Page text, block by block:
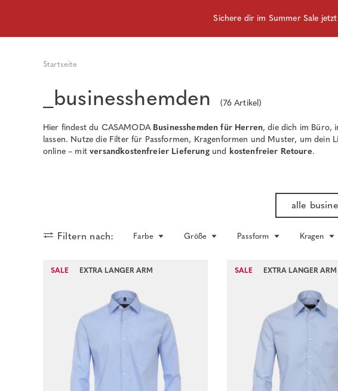
Sichere dir im Summer Sale jetzt
Startseite
_businesshemden (76Artikel)
Hier findest du CASAMODA Businesshemden für Herren, die dich im Büro,
lassen. Nutze die Filter für Passformen, Kragenformen und Muster, um dein
online – mitversandkostenfreier Lieferungund kostenfreier Retoure.
alle
Filtern nach: Farbe Größe Passform Kragen
SALE EXTRA LANGER ARM SALE EXTRA LANGER ARM